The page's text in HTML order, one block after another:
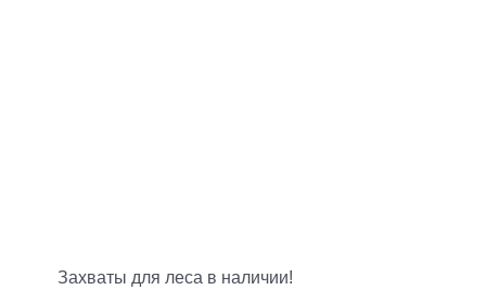
Захваты для леса в наличии!